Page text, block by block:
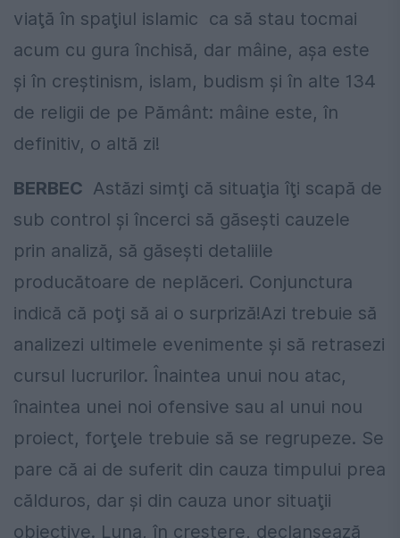
viaţă în spaţiul islamic ca să stau tocmai
acum cu gura închisă, dar mâine, aşa este
şi în creştinism, islam, budism şi în alte 134
de religii de pe Pământ: mâine este, în
definitiv, o altă zi!
BERBEC Astăzi simţi că situaţia îţi scapă de
sub control şi încerci să găseşti cauzele
prin analiză, să găseşti detaliile
producătoare de neplăceri. Conjunctura
indică că poţi să ai o surpriză!Azi trebuie să
analizezi ultimele evenimente şi să retrasezi
cursul lucrurilor. Înaintea unui nou atac,
înaintea unei noi ofensive sau al unui nou
proiect, forţele trebuie să se regrupeze. Se
pare că ai de suferit din cauza timpului prea
călduros, dar şi din cauza unor situaţii
obiective. Luna, în creştere, declanşează